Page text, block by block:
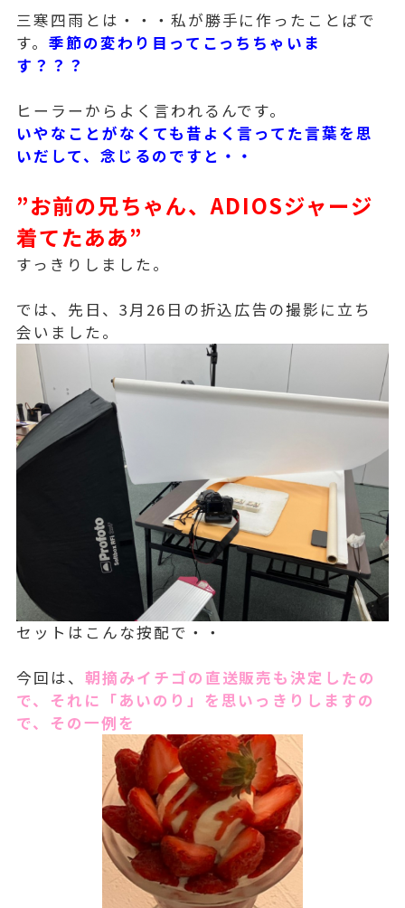
三寒四雨とは・・・私が勝手に作ったことばで
す。 季節の変わり目ってこっちちゃいま
す？？？
ヒーラーからよく言われるんです。
いやなことがなくても昔よく言ってた言葉を思
いだして、念じるのですと・・
”お前の兄ちゃん、ADIOSジャージ
着てたああ”
すっきりしました。
では、先日、3月26日の折込広告の撮影に立ち
会いました。
セットはこんな按配で・・
今回は、 朝摘みイチゴの直送販売も決定したの
で、それに「あいのり」を思いっきりしますの
で、その一例を